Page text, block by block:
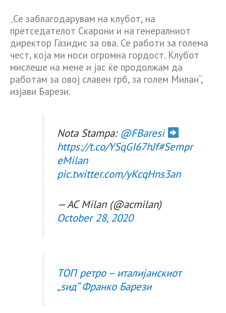
„Се заблагодарувам на клубот, на
претседателот Скарони и на генералниот
директор Газидис за ова. Се работи за голема
чест, која ми носи огромна гордост. Клубот
мислеше на мене и јас ќе продолжам да
работам за овој славен грб, за голем Милан“,
изјави Барези.
Nota Stampa: @FBaresi
https://t.co/YSqGI67hJf#Sempr
eMilan
pic.twitter.com/yKcqHns3an
— AC Milan (@acmilan)
October 28, 2020
ТОП ретро – италијанскиот
„ѕид“ Франко Барези